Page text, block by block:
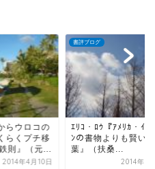
ﾘｶ・ｲﾝﾃﾞｨｱ
も賢い言
2014年8月31日
書評ブログ
本田健『ユダヤ人大
の教え』（だいわ文
2014年7